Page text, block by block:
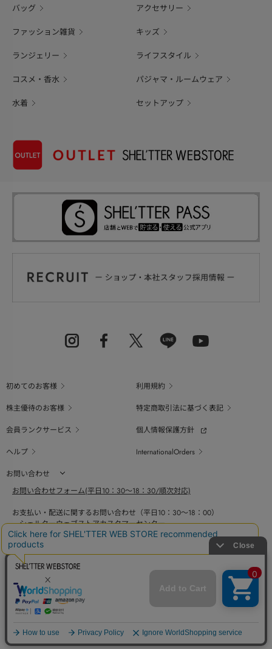
に戻る
バッグ アクセサリー
ファッション雑貨 キッズ
ランジェリー ライフスタイル
コスメ・香水 パジャマ・ルームウェア
水着 セットアップ
初めてのお客様
利用規約
株主優待のお客様
特定商取引法に基づく表記
会員ランクサービス
個人情報保護方針
ヘルプ
InternationalOrders
お問い合わせ
お問い合わせフォーム(平日10：30～18：30/順次対応)
お支払い・配送に関するお問い合わせ（平日10：30～18：00）
シェルターウェブストアカスタマーセンター
0800-123-6820
商品の素材、サイズ、仕様等に関するお問い合せ（平日10：30～18：00）
バロックジャパンリミテッドコールセンター
03-6730-9191
BAROQUE JAPAN LIMITED